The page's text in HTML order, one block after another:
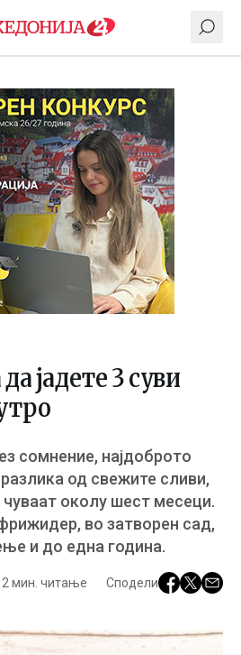
јадете 3 суви
сомнение, најдоброто
од свежите сливи,
околу шест месеци.
во затворен сад,
и до една година.
2 мин. читање Сподели